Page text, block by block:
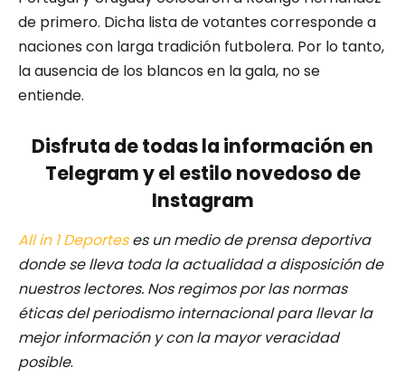
de primero. Dicha lista de votantes corresponde a
naciones con larga tradición futbolera. Por lo tanto,
la ausencia de los blancos en la gala, no se
entiende.
Disfruta de todas la información en
Telegram y el estilo novedoso de
Instagram
All in 1 Deporteses un medio de prensa deportiva
donde se lleva toda la actualidad a disposición de
nuestros lectores. Nos regimos por las normas
éticas del periodismo internacional para llevar la
mejor información y con la mayor veracidad
posible.